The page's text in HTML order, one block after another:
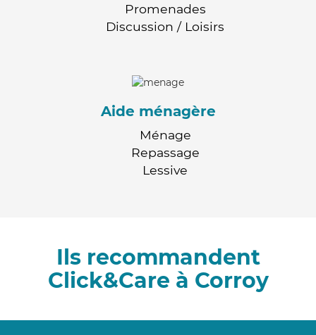
Promenades
Discussion / Loisirs
Aide ménagère
Ménage
Repassage
Lessive
Ils recommandent
Click&Care à Corroy